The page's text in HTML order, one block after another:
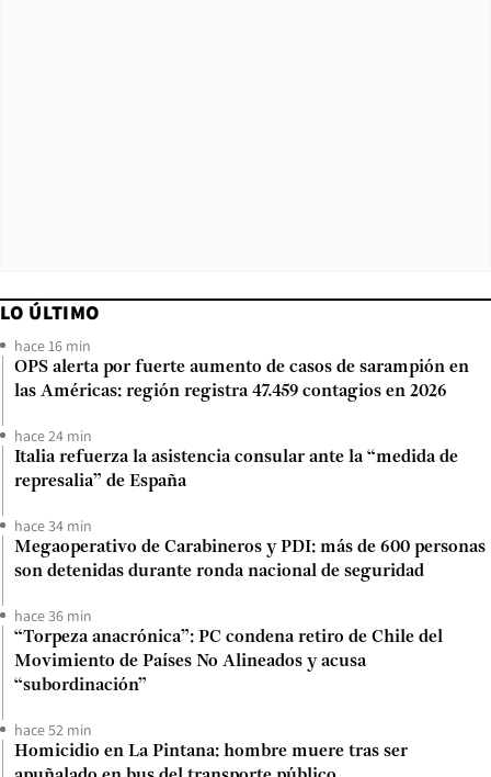
LO ÚLTIMO
hace 16 min
OPS alerta por fuerte aumento de casos de sarampión en
las Américas: región registra 47.459 contagios en 2026
hace 24 min
Italia refuerza la asistencia consular ante la “medida de
represalia” de España
hace 34 min
Megaoperativo de Carabineros y PDI: más de 600 personas
son detenidas durante ronda nacional de seguridad
hace 36 min
“Torpeza anacrónica”: PC condena retiro de Chile del
Movimiento de Países No Alineados y acusa
“subordinación”
hace 52 min
Homicidio en La Pintana: hombre muere tras ser